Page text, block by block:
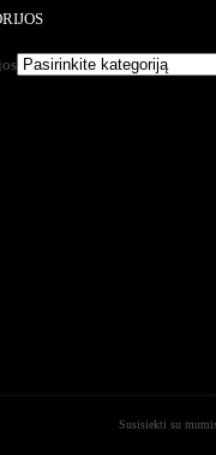
Susisiekti su